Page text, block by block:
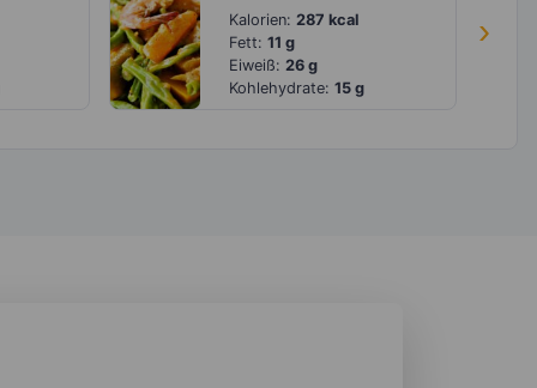
›
Kalorien: 287 kcal
Fett: 11 g
Eiweiß: 26 g
Kohlehydrate: 15 g